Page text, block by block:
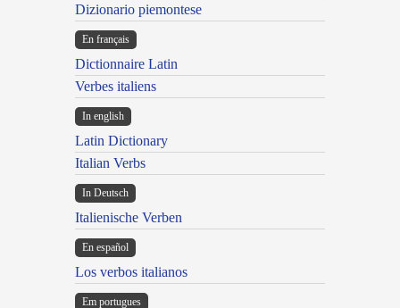
Dizionario piemontese
En français
Dictionnaire Latin
Verbes italiens
In english
Latin Dictionary
Italian Verbs
In Deutsch
Italienische Verben
En español
Los verbos italianos
Em portugues